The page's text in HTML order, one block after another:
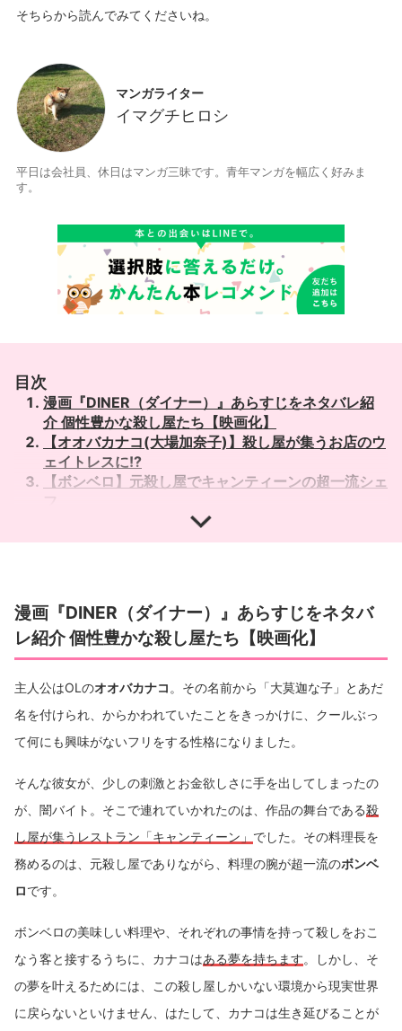
マンガライター
イマグチヒロシ
平日は会社員、休日はマンガ三昧です。青年マンガを幅広く好みま
す。
目次
漫画『DINER（ダイナー）』あらすじをネタバレ紹
介 個性豊かな殺し屋たち【映画化】
【オオバカナコ(大場加奈子)】殺し屋が集うお店のウ
ェイトレスに!?
【ボンベロ】元殺し屋でキャンティーンの超一流シェ
【菊千代】ボンベロの相棒犬で冷酷な殺し屋
【スキン】トラウマを持つ傷だらけの殺し屋
【ビスケット】初めて会う殺し屋
【ポロン】死神と呼ばれる殺し屋
【ギテオン】裏切り者を狙う殺し屋
【炎眉】異彩を放つ美しい殺し屋
【コフィー】キャンティーンのオーナー
【エド、デニー】殺し屋の夫婦
【カオス】恋焦がれる殺し屋
【アンヘル】恋心を利用する女
漫画『DINER （ダイナー）』7巻の見所をネタバレ紹
漫画『DINER（ダイナー）』あらすじをネタバ
レ紹介 個性豊かな殺し屋たち【映画化】
主人公はOLのオオバカナコ 。その名前から「大莫迦な子」とあだ
名を付けられ、からかわれていたことをきっかけに、クールぶっ
て何にも興味がないフリをする性格になりました。
そんな彼女が、少しの刺激とお金欲しさに手を出してしまったの
が、闇バイト。そこで連れていかれたのは、作品の舞台である殺
し屋が集うレストラン「キャンティーン」 でした。その料理長を
務めるのは、元殺し屋でありながら、料理の腕が超一流のボンベ
ロです。
ボンベロの美味しい料理や、それぞれの事情を持って殺しをおこ
なう客と接するうちに、カナコはある夢を持ちます。しかし、そ
の夢を叶えるためには、この殺し屋しかいない環境から現実世界
に戻らないといけません、はたして、カナコは生き延びることが